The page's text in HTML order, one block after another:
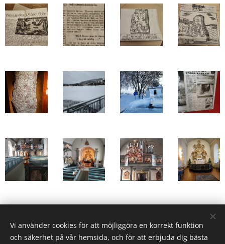
Vi använder cookies för att möjliggöra en korrekt funktion
och säkerhet på vår hemsida, och för att erbjuda dig bästa